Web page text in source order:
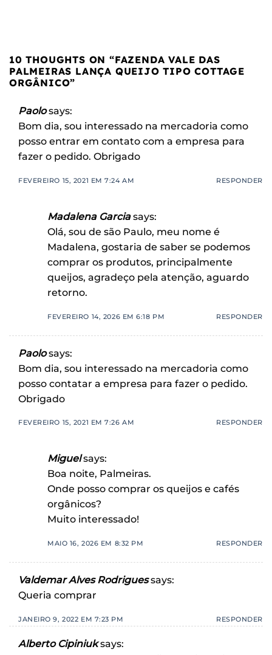
10 THOUGHTS ON “FAZENDA VALE DAS
PALMEIRAS LANÇA QUEIJO TIPO COTTAGE
ORGÂNICO”
Paolo says:
Bom dia, sou interessado na mercadoria como
posso entrar em contato com a empresa para
fazer o pedido. Obrigado
FEVEREIRO 15, 2021 EM 7:24 AM RESPONDER
Madalena Garcia says:
Olá, sou de são Paulo, meu nome é
Madalena, gostaria de saber se podemos
comprar os produtos, principalmente
queijos, agradeço pela atenção, aguardo
retorno.
FEVEREIRO 14, 2026 EM 6:18 PM RESPONDER
Paolo says:
Bom dia, sou interessado na mercadoria como
posso contatar a empresa para fazer o pedido.
Obrigado
FEVEREIRO 15, 2021 EM 7:26 AM RESPONDER
Miguel says:
Boa noite, Palmeiras.
Onde posso comprar os queijos e cafés
orgânicos?
Muito interessado!
MAIO 16, 2026 EM 8:32 PM RESPONDER
Valdemar Alves Rodrigues says:
Queria comprar
JANEIRO 9, 2022 EM 7:23 PM RESPONDER
Alberto Cipiniuk says: